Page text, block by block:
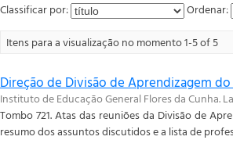
Classificar por:
Ordenar:
Itens para a visualização no momento 1-5 of 5
Direção de Divisão de Aprendizagem do
Instituto de Educação General Flores da Cunha.
Tombo 721. Atas das reuniões da Divisão de
resumo dos assuntos discutidos e a lista de